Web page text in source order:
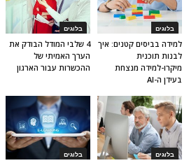
בלוגים
4 שלבי המודל הבודק את
הערך האמיתי של
ההכשרות עבור הארגון
בלוגים
למידה בביסים קטנים: איך
לבנות תוכנית
מיקרו-למידה מנצחת
בעידן ה-AI
בלוגים בלוגים